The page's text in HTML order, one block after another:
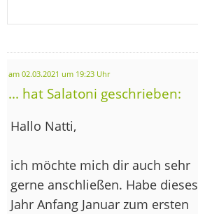
am 02.03.2021 um 19:23 Uhr
... hat Salatoni geschrieben:
Hallo Natti,
ich möchte mich dir auch sehr
gerne anschließen. Habe dieses
Jahr Anfang Januar zum ersten